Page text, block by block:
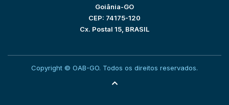
Goiânia-GO
CEP: 74175-120
Cx. Postal 15, BRASIL
Copyright © OAB-GO. Todos os direitos reservados.